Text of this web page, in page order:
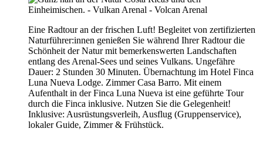
Eine Radtour an der frischen Luft! Begleitet von zertifizierten
Naturführer:innen genießen Sie während Ihrer Radtour die
Schönheit der Natur mit bemerkenswerten Landschaften
entlang des Arenal-Sees und seines Vulkans. Ungefähre
Dauer: 2 Stunden 30 Minuten. Übernachtung im Hotel Finca
Luna Nueva Lodge. Zimmer Casa Barro. Mit einem
Aufenthalt in der Finca Luna Nueva ist eine geführte Tour
durch die Finca inklusive. Nutzen Sie die Gelegenheit!
Inklusive: Ausrüstungsverleih, Ausflug (Gruppenservice),
lokaler Guide, Zimmer & Frühstück.